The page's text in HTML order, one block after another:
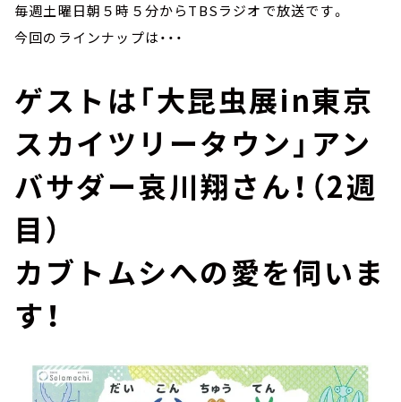
毎週土曜日朝５時５分からTBSラジオで放送です。
今回のラインナップは・・・
ゲストは「大昆虫展in東京
スカイツリータウン」アン
バサダー哀川翔さん！（2週
目）
カブトムシへの愛を伺いま
す！